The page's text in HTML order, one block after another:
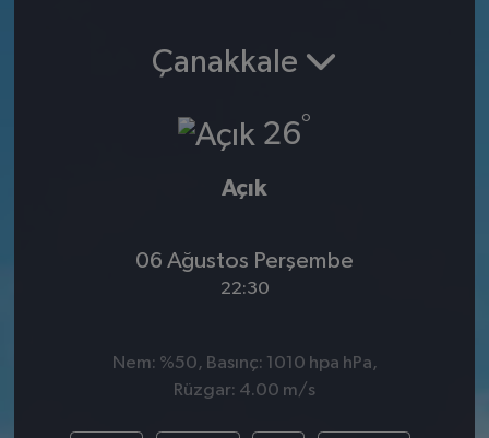
Çanakkale
26°
Açık
06 Ağustos Perşembe
22:30
Nem: %50, Basınç: 1010 hpa hPa,
Rüzgar: 4.00 m/s